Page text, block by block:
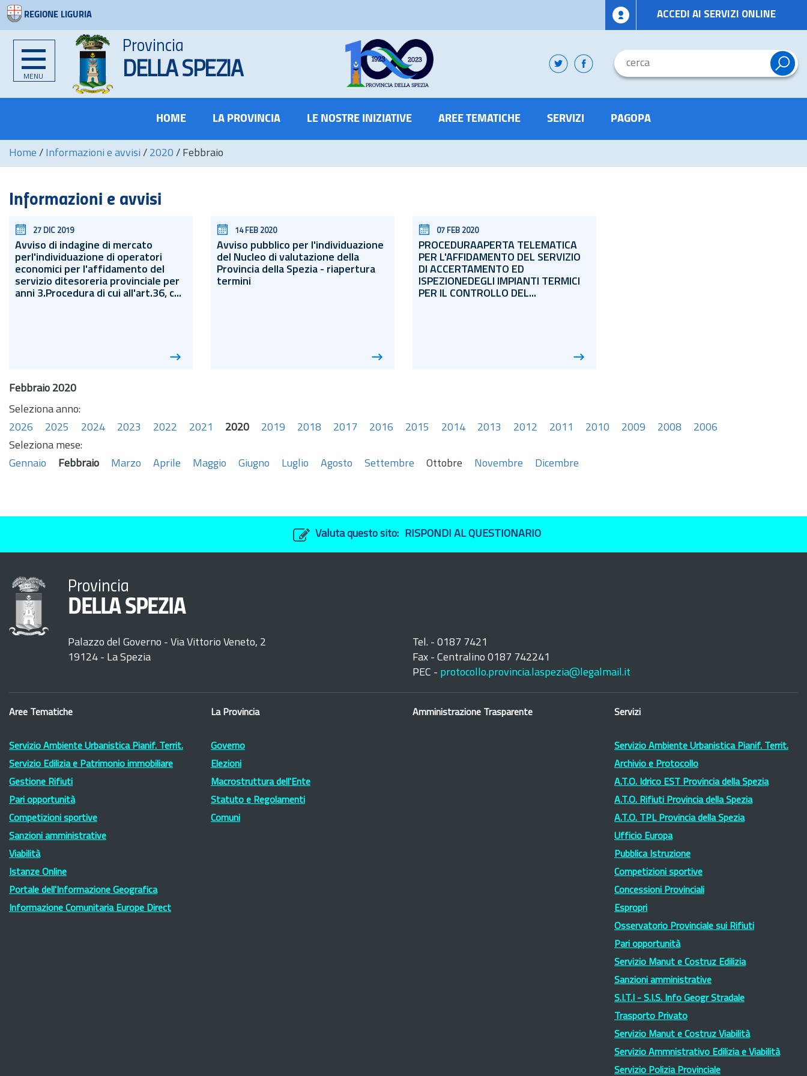
REGIONE LIGURIA ACCEDI AI SERVIZI ONLINE
MENU
Provincia
DELLA SPEZIA
HOME LA PROVINCIA LE NOSTRE INIZIATIVE AREE TEMATICHE SERVIZI PAGOPA
Home / Informazioni e avvisi / 2020 / Febbraio
Informazioni e avvisi
27 DIC 2019
Avviso di indagine di mercato
perl'individuazione di operatori
economici per l'affidamento del
servizio ditesoreria provinciale per
anni 3.Procedura di cui all'art.36, c...
14 FEB 2020
Avviso pubblico per l'individuazione
del Nucleo di valutazione della
Provincia della Spezia - riapertura
termini
07 FEB 2020
PROCEDURAAPERTA TELEMATICA
PER L'AFFIDAMENTO DEL SERVIZIO
DI ACCERTAMENTO ED
ISPEZIONEDEGLI IMPIANTI TERMICI
PER IL CONTROLLO DEL...
Febbraio 2020
Seleziona anno:
2026
2025 2024 2023 2022 2021 2020 2019 2018 2017 2016 2015 2014 2013 2012 2011 2010 2009 2008
2006
Seleziona mese:
Gennaio
Febbraio Marzo Aprile Maggio Giugno Luglio Agosto Settembre Ottobre Novembre Dicembre
Valuta questo sito: RISPONDI AL QUESTIONARIO
Provincia
DELLA SPEZIA
Palazzo del Governo - Via Vittorio Veneto, 2
19124 - La Spezia
Tel. - 0187 7421
Fax - Centralino 0187 742241
PEC - protocollo.provincia.laspezia@legalmail.it
Aree Tematiche
Servizio Ambiente Urbanistica Pianif. Territ.
Servizio Edilizia e Patrimonio immobiliare
Gestione Rifiuti
Pari opportunità
Competizioni sportive
Sanzioni amministrative
Viabilità
Istanze Online
Portale dell'Informazione Geografica
Informazione Comunitaria Europe Direct
La Provincia
Governo
Elezioni
Macrostruttura dell'Ente
Statuto e Regolamenti
Comuni
Amministrazione Trasparente Servizi
Servizio Ambiente Urbanistica Pianif. Territ.
Archivio e Protocollo
A.T.O. Idrico EST Provincia della Spezia
A.T.O. Rifiuti Provincia della Spezia
A.T.O. TPL Provincia della Spezia
Ufficio Europa
Pubblica Istruzione
Competizioni sportive
Concessioni Provinciali
Espropri
Osservatorio Provinciale sui Rifiuti
Pari opportunità
Servizio Manut e Costruz Edilizia
Sanzioni amministrative
S.I.T.I - S.I.S. Info Geogr Stradale
Trasporto Privato
Servizio Manut e Costruz Viabilità
Servizio Ammnistrativo Edilizia e Viabilità
Servizio Polizia Provinciale